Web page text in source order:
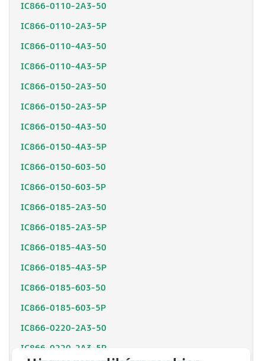
IC866-0110-2A3-50
IC866-0110-2A3-5P
IC866-0110-4A3-50
IC866-0110-4A3-5P
IC866-0150-2A3-50
IC866-0150-2A3-5P
IC866-0150-4A3-50
IC866-0150-4A3-5P
IC866-0150-603-50
IC866-0150-603-5P
IC866-0185-2A3-50
IC866-0185-2A3-5P
IC866-0185-4A3-50
IC866-0185-4A3-5P
IC866-0185-603-50
IC866-0185-603-5P
IC866-0220-2A3-50
IC866-0220-2A3-5P